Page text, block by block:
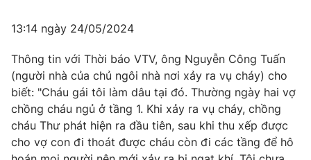
13:14 ngày 24/05/2024
Thông tin với Thời báo VTV, ông Nguyễn Công Tuấn
(người nhà của chủ ngôi nhà nơi xảy ra vụ cháy) cho
biết: "Cháu gái tôi làm dâu tại đó. Thường ngày hai vợ
chồng cháu ngủ ở tầng 1. Khi xảy ra vụ cháy, chồng
cháu Thư phát hiện ra đầu tiên, sau khi thu xếp được
cho vợ con đi thoát được cháu còn đi các tầng để hô